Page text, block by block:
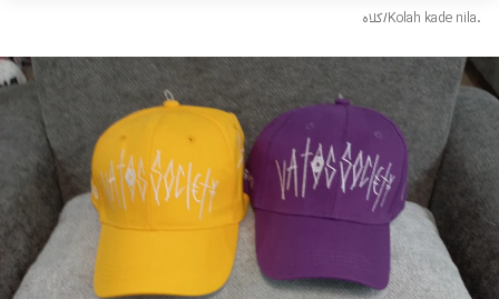
.Kolah kade nila
/کلاه